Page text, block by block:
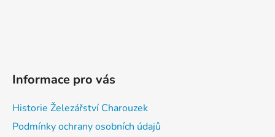
Informace pro vás
Historie Železářství Charouzek
Podmínky ochrany osobních údajů